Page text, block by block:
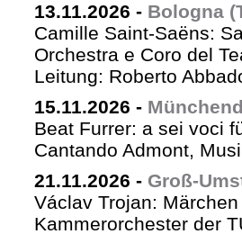
13.11.2026 - Bologna
Camille Saint-Saëns:
Orchestra e Coro del
Leitung: Roberto
15.11.2026 -
Beat Furrer: a sei voci
Cantando Admont,
21.11.2026 - Groß-
Václav Trojan: Märchen
Kammerorchester der